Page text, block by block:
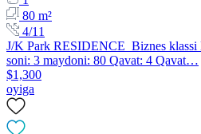
80 m²
4/11
J/K Park RESIDENCE Biznes
soni: 3 maydoni: 80 Qavat: 4 Qavat…
$1,300
oyiga